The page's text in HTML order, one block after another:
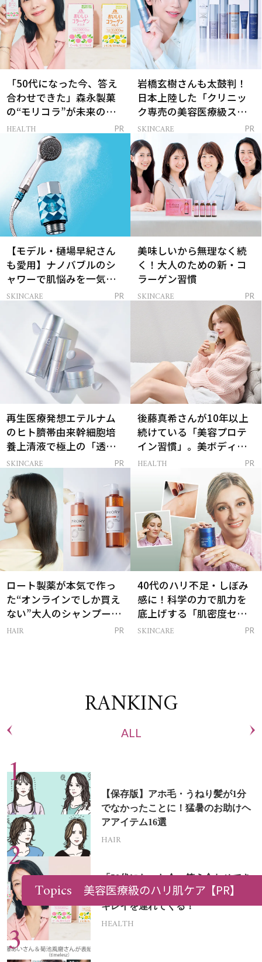
「50代になった今、答え
合わせできた」森永製菓
の“モリコラ”が未来のキ
レイを連れてくる！
HEALTH PR
岩橋玄樹さんも太鼓判！
日本上陸した「クリニッ
ク専売の美容医療級スキ
ンケア」
SKINCARE PR
【モデル・樋場早紀さん
も愛用】ナノバブルのシ
ャワーで肌悩みを一気に
解決
SKINCARE PR
美味しいから無理なく続
く！大人のための新・コ
ラーゲン習慣
SKINCARE PR
再生医療発想エテルナム
のヒト臍帯由来幹細胞培
養上清液で極上の「透明
感ハリ肌」へ
SKINCARE PR
後藤真希さんが10年以上
続けている「美容プロテ
イン習慣」。美ボディを
支える朝ルーティンと
HEALTH PR
ロート製薬が本気で作っ
た“オンラインでしか買え
ない”大人のシャンプー＆
トリートメントって？
HAIR PR
40代のハリ不足・しぼみ
感に！科学の力で肌力を
底上げする「肌密度セラ
ム」
SKINCARE PR
RANKING
ALL
【保存版】アホ毛・うねり髪が1分
でなかったことに！猛暑のお助けヘ
アアイテム16選
HAIR
「50代になった今、答え合わせでき
た」森永製菓の“モリコラ”が未来の
キレイを連れてくる！
HEALTH
Topics 美容医療級のハリ肌ケア【PR】